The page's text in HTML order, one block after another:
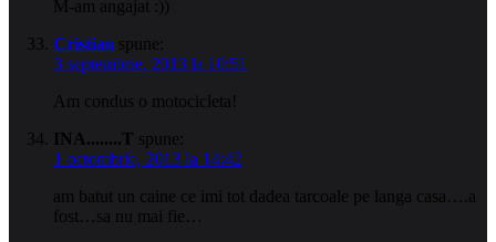
M-am angajat :))
Cristian spune:
3 septembrie, 2013 la 10:51
Am condus o motocicleta!
INA........T spune:
1 octombrie, 2013 la 14:42
am batut un caine ce imi tot dadea tarcoale pe langa casa….a
fost…sa nu mai fie…